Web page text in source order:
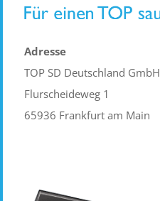
Adresse
TOP SD Deutschland GmbH
Flurscheideweg 1
65936 Frankfurt am Main